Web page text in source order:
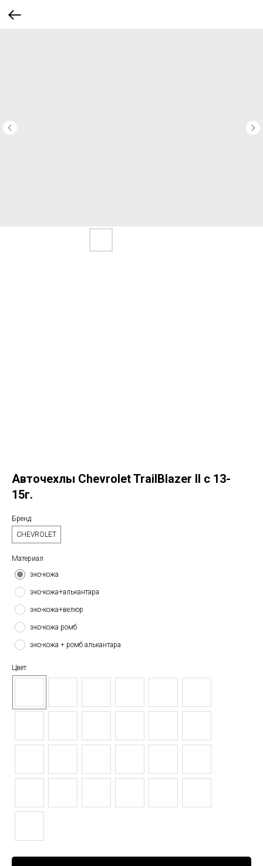
Авточехлы Chevrolet TrailBlazer II с 13-
15г.
Бренд
CHEVROLET
Материал
эко-кожа
эко-кожа+алькантара
эко-кожа+велюр
эко-кожа ромб
эко-кожа + ромб алькантара
Цвет